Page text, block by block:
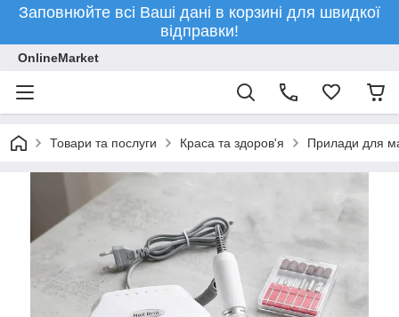
Заповнюйте всі Ваші дані в корзині для швидкої
відправки!
OnlineMarket
Товари та послуги Краса та здоров'я Прилади для